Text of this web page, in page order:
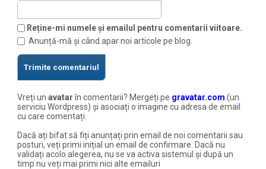
Reține-mi numele și emailul pentru comentarii viitoare.
Anunță-mă și când apar noi articole pe blog.
Vreți unavatarîn comentarii? Mergeți pe gravatar.com (un
serviciu Wordpress) și asociați o imagine cu adresa de email
cu care comentați.
Dacă ați bifat să fiți anunțați prin email de noi comentarii sau
posturi, veți primi inițial un email de confirmare. Dacă nu
validați acolo alegerea, nu se va activa sistemul și după un
timp nu veți mai primi nici alte emailuri